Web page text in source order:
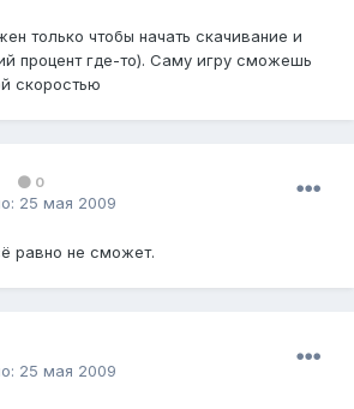
только чтобы начать скачивание и
процент где-то). Саму игру сможешь
скоростью
0
25 мая 2009
равно не сможет.
25 мая 2009